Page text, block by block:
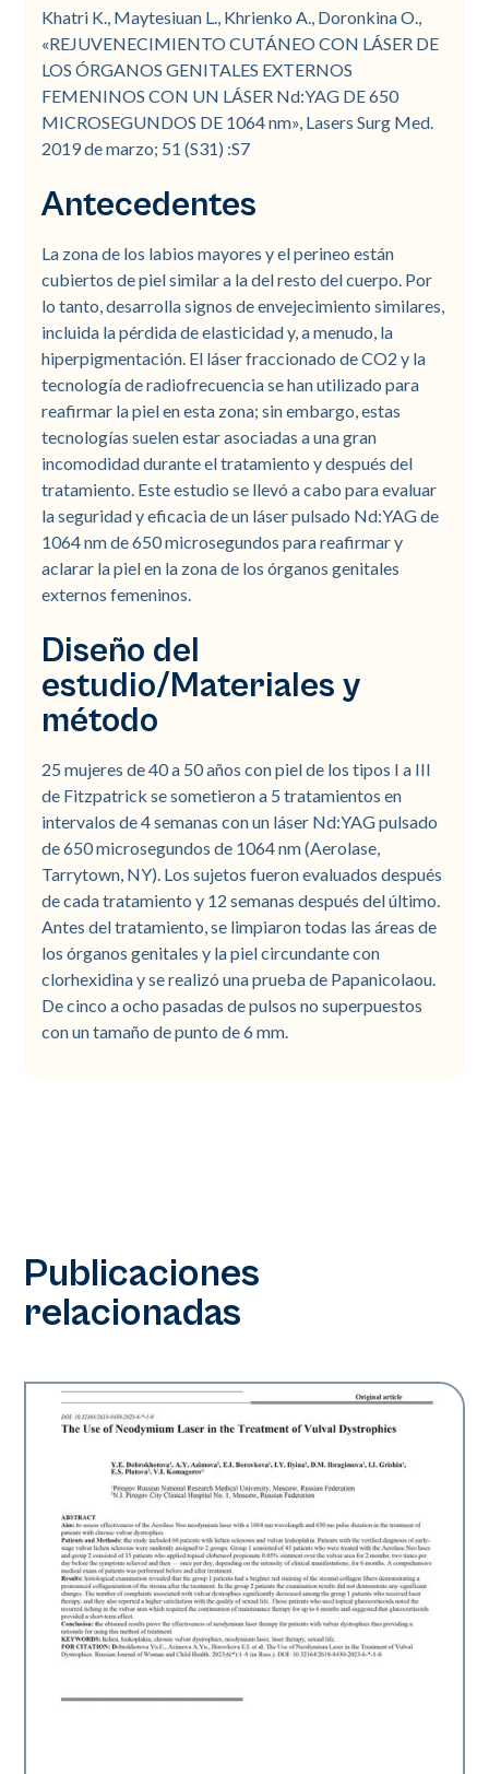
Khatri K., Maytesiuan L., Khrienko A., Doronkina O.,
«REJUVENECIMIENTO CUTÁNEO CON LÁSER DE
LOS ÓRGANOS GENITALES EXTERNOS
FEMENINOS CON UN LÁSER Nd:YAG DE 650
MICROSEGUNDOS DE 1064 nm», Lasers Surg Med.
2019 de marzo; 51 (S31) :S7
Antecedentes
La zona de los labios mayores y el perineo están
cubiertos de piel similar a la del resto del cuerpo. Por
lo tanto, desarrolla signos de envejecimiento similares,
incluida la pérdida de elasticidad y, a menudo, la
hiperpigmentación. El láser fraccionado de CO2 y la
tecnología de radiofrecuencia se han utilizado para
reafirmar la piel en esta zona; sin embargo, estas
tecnologías suelen estar asociadas a una gran
incomodidad durante el tratamiento y después del
tratamiento. Este estudio se llevó a cabo para evaluar
la seguridad y eficacia de un láser pulsado Nd:YAG de
1064 nm de 650 microsegundos para reafirmar y
aclarar la piel en la zona de los órganos genitales
externos femeninos.
Diseño del
estudio/Materiales y
método
25 mujeres de 40 a 50 años con piel de los tipos I a III
de Fitzpatrick se sometieron a 5 tratamientos en
intervalos de 4 semanas con un láser Nd:YAG pulsado
de 650 microsegundos de 1064 nm (Aerolase,
Tarrytown, NY). Los sujetos fueron evaluados después
de cada tratamiento y 12 semanas después del último.
Antes del tratamiento, se limpiaron todas las áreas de
los órganos genitales y la piel circundante con
clorhexidina y se realizó una prueba de Papanicolaou.
De cinco a ocho pasadas de pulsos no superpuestos
con un tamaño de punto de 6 mm.
Publicaciones
relacionadas